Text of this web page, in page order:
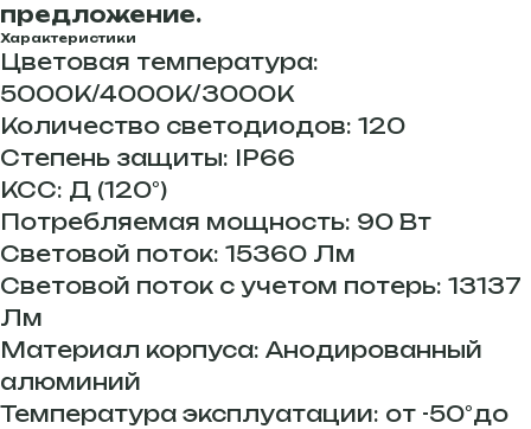
предложение.
Характеристики
Цветовая температура:
5000К/4000К/3000К
Количество светодиодов: 120
Степень защиты: IP66
КСС: Д (120°)
Потребляемая мощность: 90 Вт
Световой поток: 15360 Лм
Световой поток с учетом потерь: 13137
Лм
Материал корпуса: Анодированный
алюминий
Температура эксплуатации: от -50°до